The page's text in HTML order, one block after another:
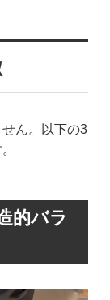
ん。以下の3
的バラ